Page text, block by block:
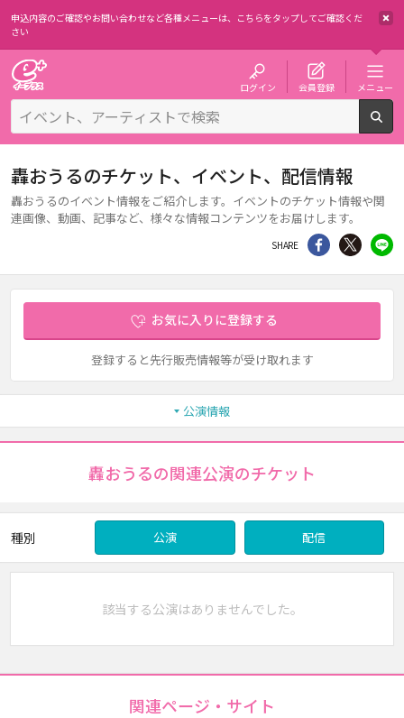
申込内容のご確認やお問い合わせなど各種メニューは、 こちらをタップしてご確認くだ
さい
ログイン 会員登録 メニュー
轟おうるのチケット、イベント、配信情報
轟おうるのイベント情報をご紹介します。イベントのチケット情報や関
連画像、動画、記事など、様々な情報コンテンツをお届けします。
SHARE シェア Twitter
お気に入りに登録する
登録すると先行販売情報等が受け取れます
公演情報
轟おうるの関連公演のチケット
種別 公演 配信
該当する公演はありませんでした。
関連ページ・サイト